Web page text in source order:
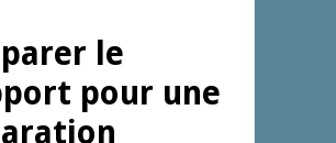
le
pour une